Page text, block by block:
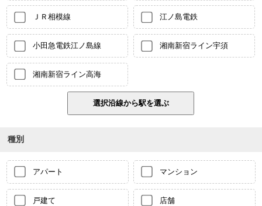
ＪＲ相模線 江ノ島電鉄
小田急電鉄江ノ島線 湘南新宿ライン宇須
湘南新宿ライン高海
種別
アパート マンション
戸建て 店舗